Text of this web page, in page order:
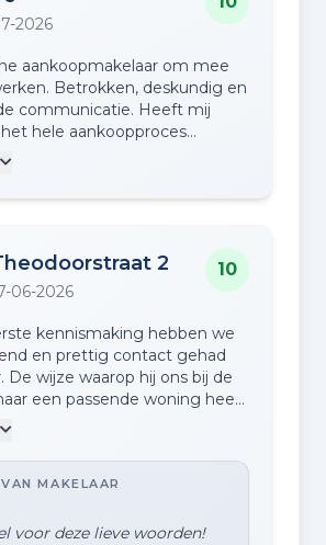
2026
aankoopmakelaar om mee
Betrokken, deskundig en
communicatie. Heeft mij
hele aankoopproces
en gaf altijd eerlijk en
woning!
2
06-2026
10
kennismaking hebben we
en prettig contact gehad
De wijze waarop hij ons bij de
een passende woning heeft
plezierig en deskundig en niet
om Casper ook de verkoop
woning toe te
MAKELAAR
voor deze lieve woorden!